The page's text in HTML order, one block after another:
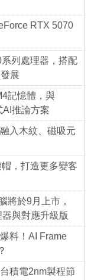
RTX 5070
列處理器，搭配
展
記憶體，與
推論方案
入木紋、磁吸元
，打造更多變客
將於9月上市，
與對應升級版
料！AI Frame
積電2nm製程節